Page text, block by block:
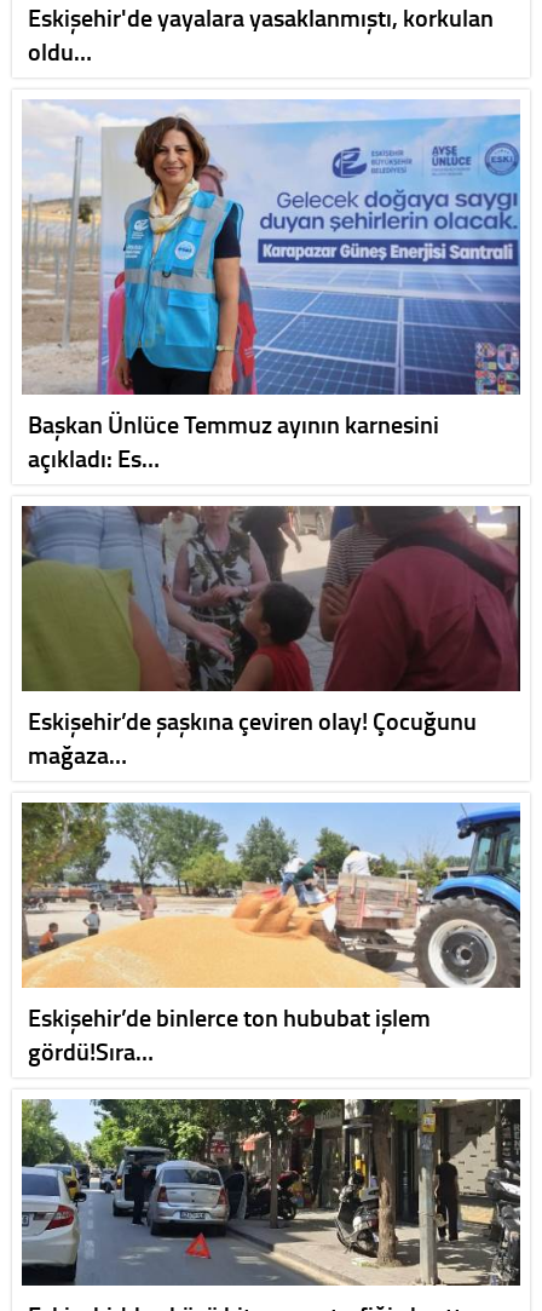
Eskişehir'de yayalara yasaklanmıştı, korkulan
oldu…
Başkan Ünlüce Temmuz ayının karnesini
açıkladı: Es…
Eskişehir’de şaşkına çeviren olay! Çocuğunu
mağaza…
Eskişehir’de binlerce ton hububat işlem
gördü!Sıra…